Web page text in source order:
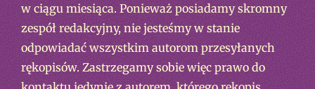
w ciągu miesiąca. Ponieważ posiadamy skromny
zespół redakcyjny, nie jesteśmy w stanie
odpowiadać wszystkim autorom przesyłanych
rękopisów. Zastrzegamy sobie więc prawo do